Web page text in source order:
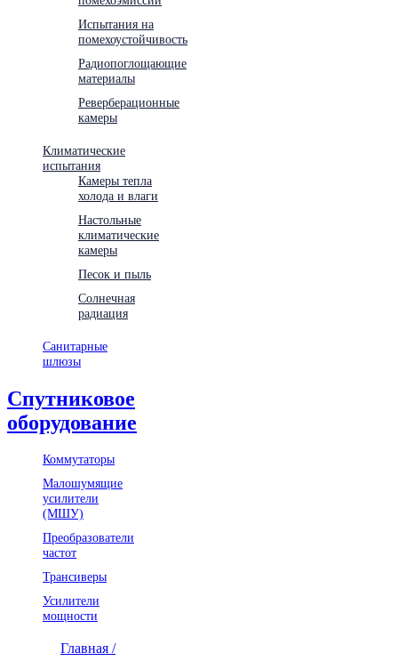
Испытания на
помехоустойчивость
Радиопоглощающие
материалы
Реверберационные
камеры
Климатические
испытания
Камеры тепла
холода и влаги
Настольные
климатические
камеры
Песок и пыль
Солнечная
радиация
Санитарные
шлюзы
Спутниковое
оборудование
Коммутаторы
Малошумящие
усилители
(МШУ)
Преобразователи
частот
Трансиверы
Усилители
мощности
Главная /